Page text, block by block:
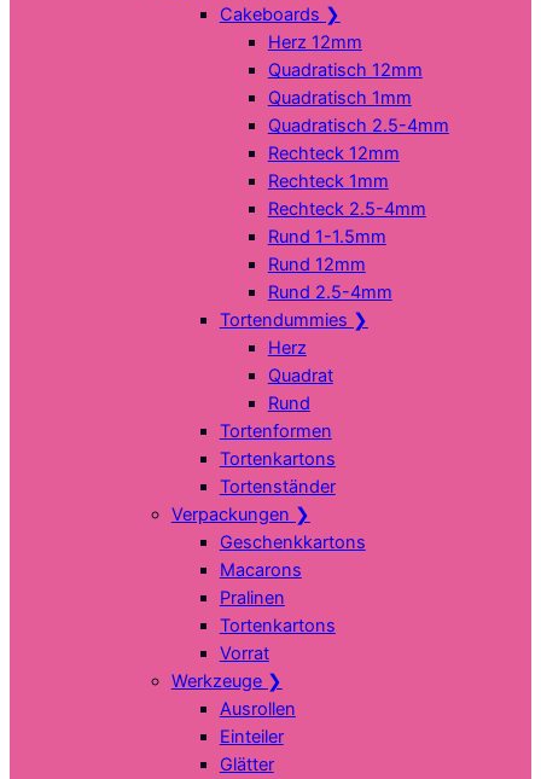
Cakeboards ❯
Herz 12mm
Quadratisch 12mm
Quadratisch 1mm
Quadratisch 2.5-4mm
Rechteck 12mm
Rechteck 1mm
Rechteck 2.5-4mm
Rund 1-1.5mm
Rund 12mm
Rund 2.5-4mm
Tortendummies ❯
Herz
Quadrat
Rund
Tortenformen
Tortenkartons
Tortenständer
Verpackungen ❯
Geschenkkartons
Macarons
Pralinen
Tortenkartons
Vorrat
Werkzeuge ❯
Ausrollen
Einteiler
Glätter